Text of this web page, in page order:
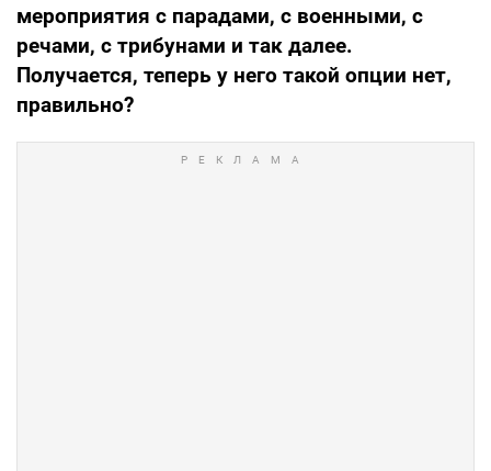
мероприятия с парадами, с военными, с
речами, с трибунами и так далее.
Получается, теперь у него такой опции нет,
правильно?